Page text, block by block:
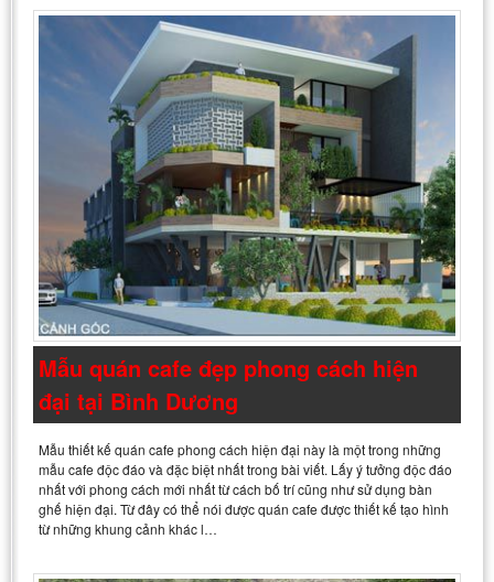
Mẫu quán cafe đẹp phong cách hiện
đại tại Bình Dương
Mẫu thiết kế quán cafe phong cách hiện đại này là một trong những
mẫu cafe độc đáo và đặc biệt nhất trong bài viết. Lấy ý tưởng độc đáo
nhất với phong cách mới nhất từ cách bố trí cũng như sử dụng bàn
ghế hiện đại. Từ đây có thể nói được quán cafe được thiết kế tạo hình
từ những khung cảnh khác l…